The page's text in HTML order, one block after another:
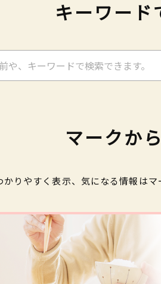
キーワード
マークか
りやすく表示、気になる情報は